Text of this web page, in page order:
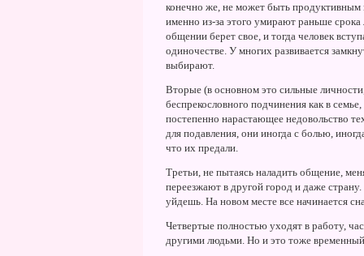
конечно же, не может быть продуктивным
именно из-за этого умирают раньше
общении берет свое, и тогда человек
одиночестве. У многих развивается
выбирают.
Вторые (в основном это сильные
беспрекословного подчинения как в
постепенно нарастающее недовольство
для подавления, они иногда с болью,
что их предали.
Третьи, не пытаясь наладить общение,
переезжают в другой город и даже
уйдешь. Hа новом месте все начинается
Четвертые полностью уходят в работу,
другими людьми. Hо и это тоже